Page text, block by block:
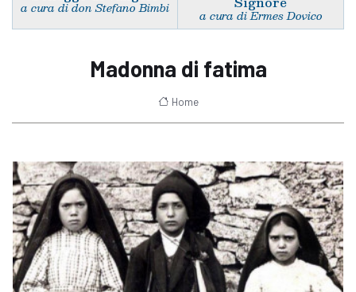
a cura di don Stefano Bimbi a cura di Ermes Dovico
Madonna di fatima
Home